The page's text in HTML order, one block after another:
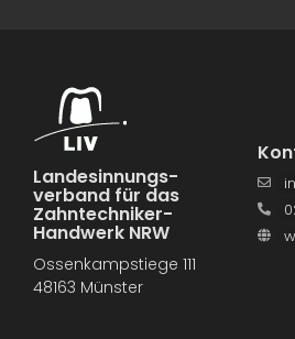
Landesinnungs­
verband für das
Zahntechniker-
Handwerk NRW
Ossenkampstiege 111
48163 Münster